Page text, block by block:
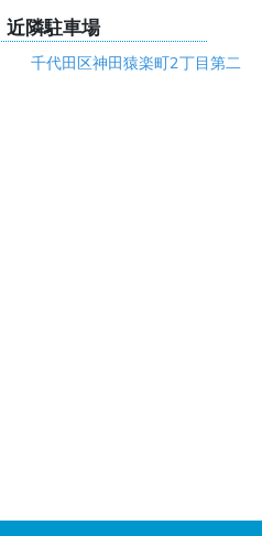
近隣駐車場
千代田区神田猿楽町2丁目第二